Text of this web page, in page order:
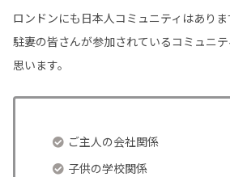
ロンドンにも日本人コミュニティはありま
駐妻の皆さんが参加されているコミュニ
思います。
ご主人の会社関係
子供の学校関係